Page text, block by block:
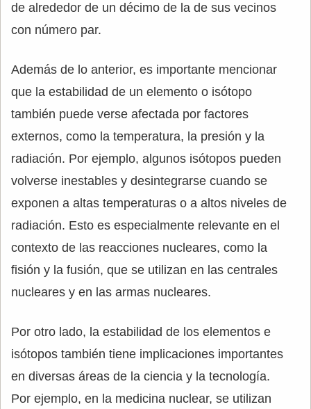
de alrededor de un décimo de la de sus vecinos
con número par.
Además de lo anterior, es importante mencionar
que la estabilidad de un elemento o isótopo
también puede verse afectada por factores
externos, como la temperatura, la presión y la
radiación. Por ejemplo, algunos isótopos pueden
volverse inestables y desintegrarse cuando se
exponen a altas temperaturas o a altos niveles de
radiación. Esto es especialmente relevante en el
contexto de las reacciones nucleares, como la
fisión y la fusión, que se utilizan en las centrales
nucleares y en las armas nucleares.
Por otro lado, la estabilidad de los elementos e
isótopos también tiene implicaciones importantes
en diversas áreas de la ciencia y la tecnología.
Por ejemplo, en la medicina nuclear, se utilizan